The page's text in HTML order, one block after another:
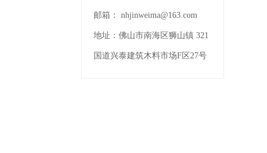
邮箱： nhjinweima@163.com
地址： 佛山市南海区狮山镇 321
国道兴泰建筑木料市场F区27号